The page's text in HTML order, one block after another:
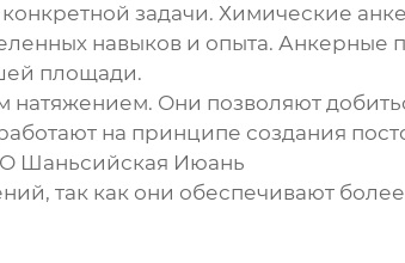
задачи. Химические
навыков и опыта. Анкерные
площади.
натяжением. Они позволяют
на принципе создания
Шаньсийская Июань
так как они обеспечивают более